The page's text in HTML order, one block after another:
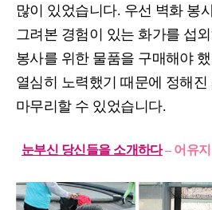
많이 있었습니다. 우선 벽화 봉
그려본 경험이 있는 화가를 섭
봉사를 위한 물품을 구매해야
열심히 노력했기 때문에 정해
마무리할 수 있었습니다.
눈부신 당신들을 소개하다– 어유